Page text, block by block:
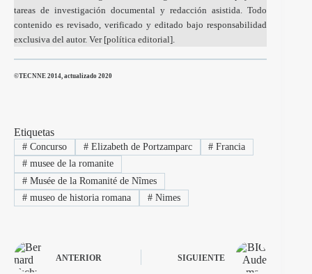
tareas de investigación documental y redacción asistida. Todo
contenido es revisado, verificado y editado bajo responsabilidad
exclusiva del autor. Ver [política editorial].
©TECNNE 2014, actualizado 2020
Etiquetas
#Concurso #Elizabeth de Portzamparc # Francia
#musee de la romanite
#Musée de la Romanité de Nîmes
#museo de historia romana #Nimes
ANTERIOR SIGUIENTE